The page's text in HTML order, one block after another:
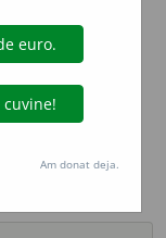
de
.
de
Am donat deja.